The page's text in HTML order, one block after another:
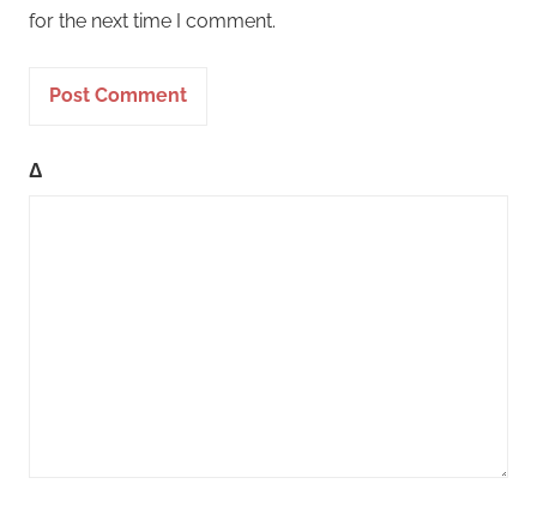
for the next time I comment.
Δ